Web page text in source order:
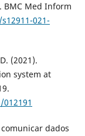
Med Inform
021-
(2021).
system at
dados